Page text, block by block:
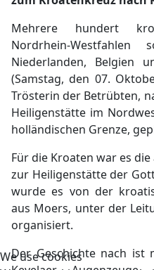
Mehrere hundert
Nordrhein-Westfahlen
Niederlanden, Belgien
(Samstag, den 07.
Trösterin der Betrübten,
Heiligenstätte im
holländischen Grenze,
Für die Kroaten war es
zur Heiligenstätte der
wurde es von der
aus Moers, unter der
organisiert.
Der Geschichte nach ist
We use cookies